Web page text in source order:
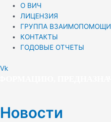
О ВИЧ
ЛИЦЕНЗИЯ
ГРУППА ВЗАИМОПОМОЩИ
КОНТАКТЫ
ГОДОВЫЕ ОТЧЕТЫ
Vk
Новости